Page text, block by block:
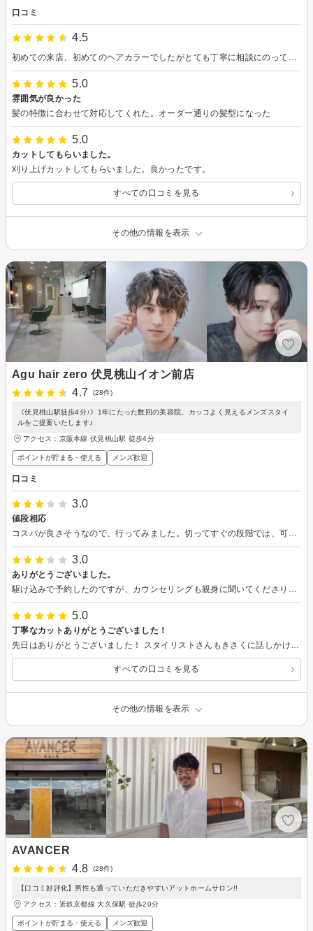
口コミ
4.5
初めての来店、初めてのヘアカラーでしたがとても丁寧に相談にのってくださいました。
5.0
雰囲気が良かった
髪の特徴に合わせて対応してくれた。オーダー通りの髪型になった
5.0
カットしてもらいました。
刈り上げカットしてもらいました。良かったです。
すべての口コミを見る
その他の情報を表示
Agu hair zero 伏見桃山イオン前店
4.7
(28件)
《伏見桃山駅徒歩4分♪》1年にたった数回の美容院。カッコよく見えるメンズスタイ
ルをご提案いたします♪
アクセス：京阪本線 伏見桃山駅 徒歩4分
ポイントが貯まる・使える メンズ歓迎
口コミ
3.0
値段相応
コスパが良さそうなので、行ってみました。切ってすぐの段階では、可もなく不可もなしといったところです。 伸びてからまたどうなるかみたいと思います。
3.0
ありがとうございました。
駆け込みで予約したのですが、カウンセリングも親身に聞いてくださり、とても丁寧な対応で安心できました(*^^*) こんなに色んなコツを教えてくださる美容師さんは少ないかと思います！ 仕上がりもとても満足出来たので、また伏見へ行く際は是非お願いします♪
5.0
丁寧なカットありがとうございました！
先日はありがとうございました！ スタイリストさんもきさくに話しかけてくださり雰囲気もよかったです！ カットもこちらの要望を聞いてくださり満足でした。 またお願いします。
すべての口コミを見る
その他の情報を表示
AVANCER
4.8
(28件)
【口コミ好評化】男性も通っていただきやすいアットホームサロン!!
アクセス：近鉄京都線 大久保駅 徒歩20分
ポイントが貯まる・使える メンズ歓迎